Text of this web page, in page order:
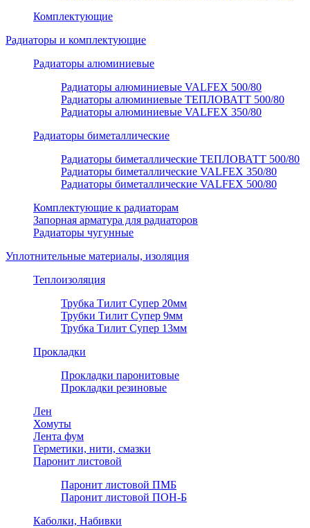
Комплектующие
Радиаторы и комплектующие
Радиаторы алюминиевые
Радиаторы алюминиевые VALFEX 500/80
Радиаторы алюминиевые ТЕПЛОВАТТ 500/80
Радиаторы алюминиевые VALFEX 350/80
Радиаторы биметаллические
Радиаторы биметаллические ТЕПЛОВАТТ 500/80
Радиаторы биметаллические VALFEX 350/80
Радиаторы биметаллические VALFEX 500/80
Комплектующие к радиаторам
Запорная арматура для радиаторов
Радиаторы чугунные
Уплотнительные материалы, изоляция
Теплоизоляция
Трубка Тилит Супер 20мм
Трубки Тилит Супер 9мм
Трубка Тилит Супер 13мм
Прокладки
Прокладки паронитовые
Прокладки резиновые
Лен
Хомуты
Лента фум
Герметики, нити, смазки
Паронит листовой
Паронит листовой ПМБ
Паронит листовой ПОН-Б
Каболки, Набивки